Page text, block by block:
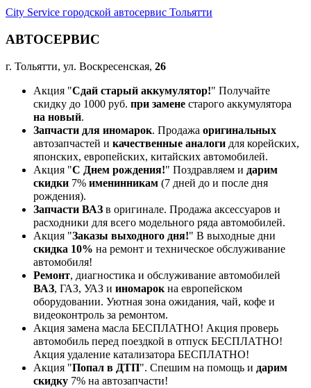
City Service городской автосервис Тольятти
АВТОСЕРВИС
г. Тольятти, ул. Воскресенская, 26
Акция "Сдай старый аккумулятор!" Получайте
скидку до 1000 руб. при замене старого аккумулятора
на новый.
Запчасти для иномарок. Продажа оригинальных
автозапчастей и качественные аналоги для корейских,
японских, европейских, китайских автомобилей.
Акция "С Днем рождения!" Поздравляем и дарим
скидки 7% именинникам (7 дней до и после дня
рождения).
Запчасти ВАЗ в оригинале. Продажа аксессуаров и
расходники для всего модельного ряда автомобилей.
Акция "Заказы выходного дня!" В выходные дни
скидка 10% на ремонт и техническое обслуживание
автомобиля!
Ремонт, диагностика и обслуживание автомобилей
ВАЗ, ГАЗ, УАЗ и иномарокна европейском
оборудовании. Уютная зона ожидания, чай, кофе и
видеоконтроль за ремонтом.
Акция замена масла БЕСПЛАТНО! Акция проверь
автомобиль перед поездкой в отпуск БЕСПЛАТНО!
Акция удаление катализатора БЕСПЛАТНО!
Акция "Попал в ДТП". Спешим на помощь и дарим
скидку 7% на автозапчасти!